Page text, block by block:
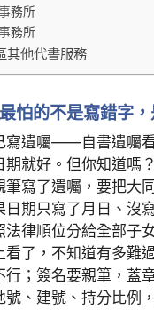
務所
務所
其他代書服務
怕的不是寫錯字
寫遺囑——自書遺囑
期就好。但你知道嗎
筆寫了遺囑，要把大
日期只寫了月日、沒
法律順位分給全部子
看了，不知道有多難
行；簽名要親筆，蓋
號、建號、持分比例